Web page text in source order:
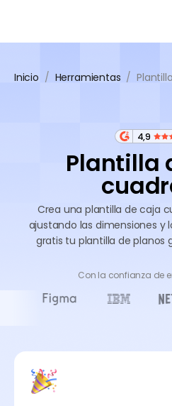
Inicio / Herramientas /
4,9
Plantilla
Crea una plantilla de caja
ajustando las dimensiones y
gratis tu plantilla de planos
Con la confianza de